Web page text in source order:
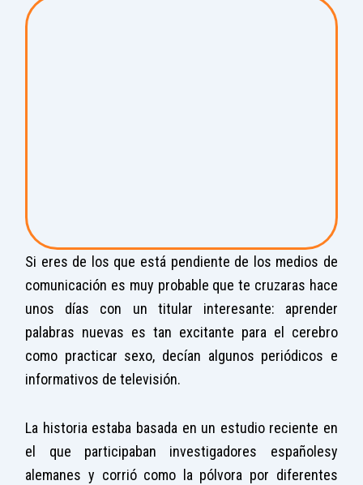
Si eres de los que está pendiente de los medios de
comunicación es muy probable que te cruzaras hace
unos días con un titular interesante: aprender
palabras nuevas es tan excitante para el cerebro
como practicar sexo, decían algunos periódicos e
informativos de televisión.
La historia estaba basada en un estudio reciente en
el que participaban investigadores españolesy
alemanes y corrió como la pólvora por diferentes